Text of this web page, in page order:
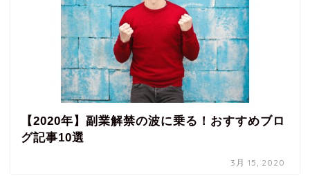
【2020年】副業解禁の波に乗る！おすすめブロ
グ記事10選
3月 15, 2020